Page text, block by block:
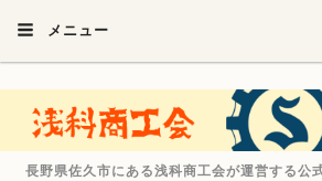
メニュー
長野県佐久市にある浅科商工会が運営する公